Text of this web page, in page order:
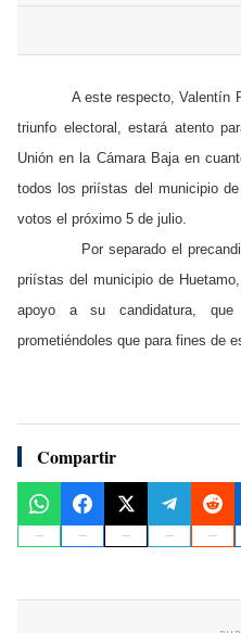
A este respecto, Valentín
triunfo electoral, estará atento
Unión en la Cámara Baja en
todos los priístas del municipio
votos el próximo 5 de julio.
Por separado el
priístas del municipio de
apoyo a su candidatura, que
prometiéndoles que para fines de
Compartir